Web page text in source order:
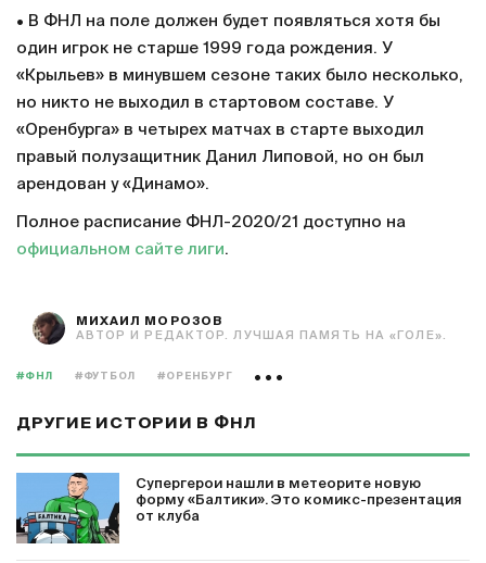
• В ФНЛ на поле должен будет появляться хотя бы
один игрок не старше 1999 года рождения. У
«Крыльев» в минувшем сезоне таких было несколько,
но никто не выходил в стартовом составе. У
«Оренбурга» в четырех матчах в старте выходил
правый полузащитник Данил Липовой, но он был
арендован у «Динамо».
Полное расписание ФНЛ-2020/21 доступно на
официальном сайте лиги.
МИХАИЛ МОРОЗОВ
АВТОР И РЕДАКТОР. ЛУЧШАЯ ПАМЯТЬ НА «ГОЛЕ».
#ФНЛ #ФУТБОЛ #ОРЕНБУРГ
ДРУГИЕ ИСТОРИИ В ФНЛ
Супергерои нашли в метеорите новую
форму «Балтики». Это комикс-презентация
от клуба